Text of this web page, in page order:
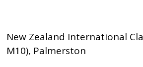
New Zealand International
M10), Palmerston